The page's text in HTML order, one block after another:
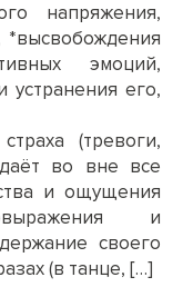
напряжения,
эмоций,
устранения его,
(тревоги,
во вне все
и ощущения
и
своего
(в танце, […]